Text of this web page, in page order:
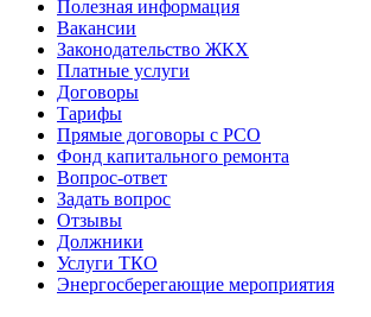
Полезная информация
Вакансии
Законодательство ЖКХ
Платные услуги
Договоры
Тарифы
Прямые договоры с РСО
Фонд капитального ремонта
Вопрос-ответ
Задать вопрос
Отзывы
Должники
Услуги ТКО
Энергосберегающие мероприятия